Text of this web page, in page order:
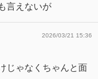
言えないが
2026/03/21 15:36
じゃなくちゃんと面